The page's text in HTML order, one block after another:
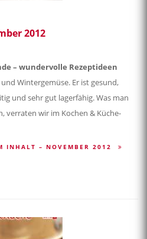
2012
– wundervolle Rezeptideen
Wintergemüse. Er ist gesund,
und sehr gut lagerfähig. Was man
verraten wir im Kochen & Küche-
INHALT – NOVEMBER 2012